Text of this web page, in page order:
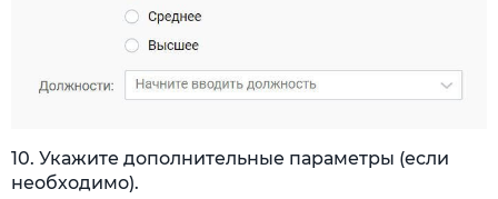
10. Укажите дополнительные параметры (если
необходимо).